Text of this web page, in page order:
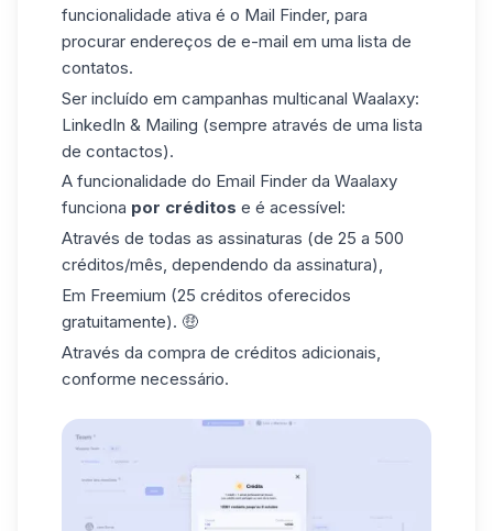
funcionalidade ativa é o Mail Finder, para
procurar endereços de e-mail em uma lista de
contatos.
Ser incluído em campanhas multicanal Waalaxy:
LinkedIn & Mailing (sempre através de uma lista
de contactos).
A funcionalidade do Email Finder da Waalaxy
funciona por créditos e é acessível:
Através de todas as assinaturas (de 25 a 500
créditos/mês, dependendo da assinatura),
Em Freemium (25 créditos oferecidos
gratuitamente). 🤑
Através da compra de créditos adicionais,
conforme necessário.